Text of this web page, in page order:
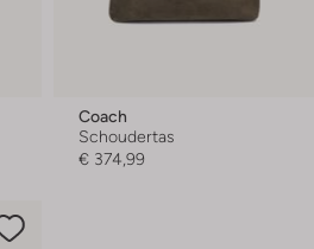
Coach
Schoudertas
€ 374,99